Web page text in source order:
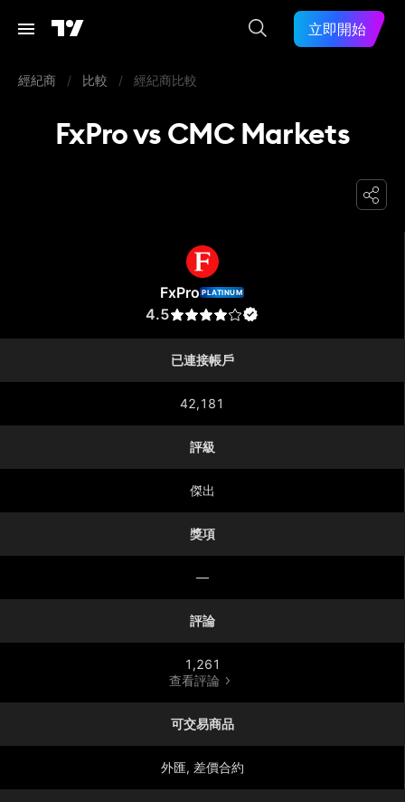
立即開始
經紀商 / 比較 / 經紀商比較
FxPro vs CMC Markets
FxPro PLATINUM
4.5
已連接帳戶
42,181
評級
傑出
獎項
—
評論
1,261
查看評論
可交易商品
外匯, 差價合約